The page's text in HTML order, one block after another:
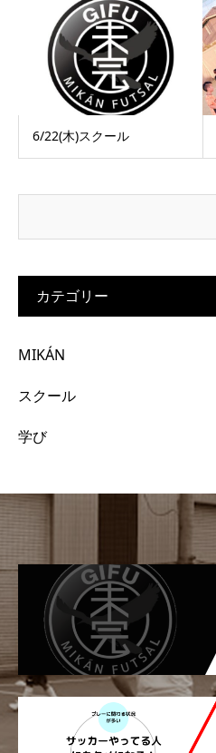
6/22(木)スクール
カテゴリー
MIKÁN
スクール
学び